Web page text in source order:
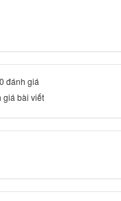
đánh giá
giá bài viết